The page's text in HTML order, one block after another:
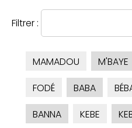
Filtrer :
MAMADOU M'BAYE
FODÉ
BABA
BANNA
KEBE